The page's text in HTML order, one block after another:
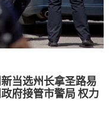
当选州长拿圣路易
府接管市警局 权力